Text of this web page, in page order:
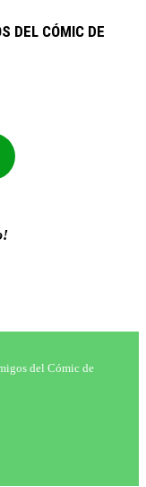
DEL CÓMIC DE
del Cómic de